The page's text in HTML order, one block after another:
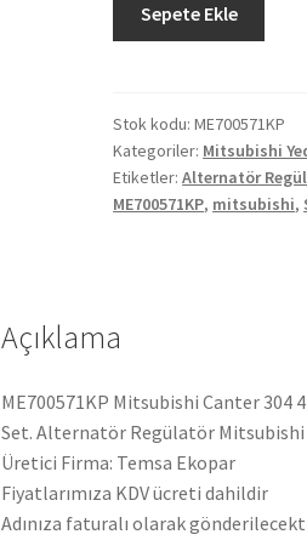
Canter
Alternatör
Regülatör
Seti
ME700571KP
Sepete Ekle
Stok kodu:ME700571KP
Kategoriler: Mitsubishi
Etiketler:Alternatör
ME700571KP, mitsubishi,
Açıklama
ME700571KP Mitsubishi Canter
Set. Alternatör Regülatör Mitsubishi
Üretici Firma: Temsa Ekopar
Fiyatlarımıza KDV ücreti dahildir
Adınıza faturalı olarak